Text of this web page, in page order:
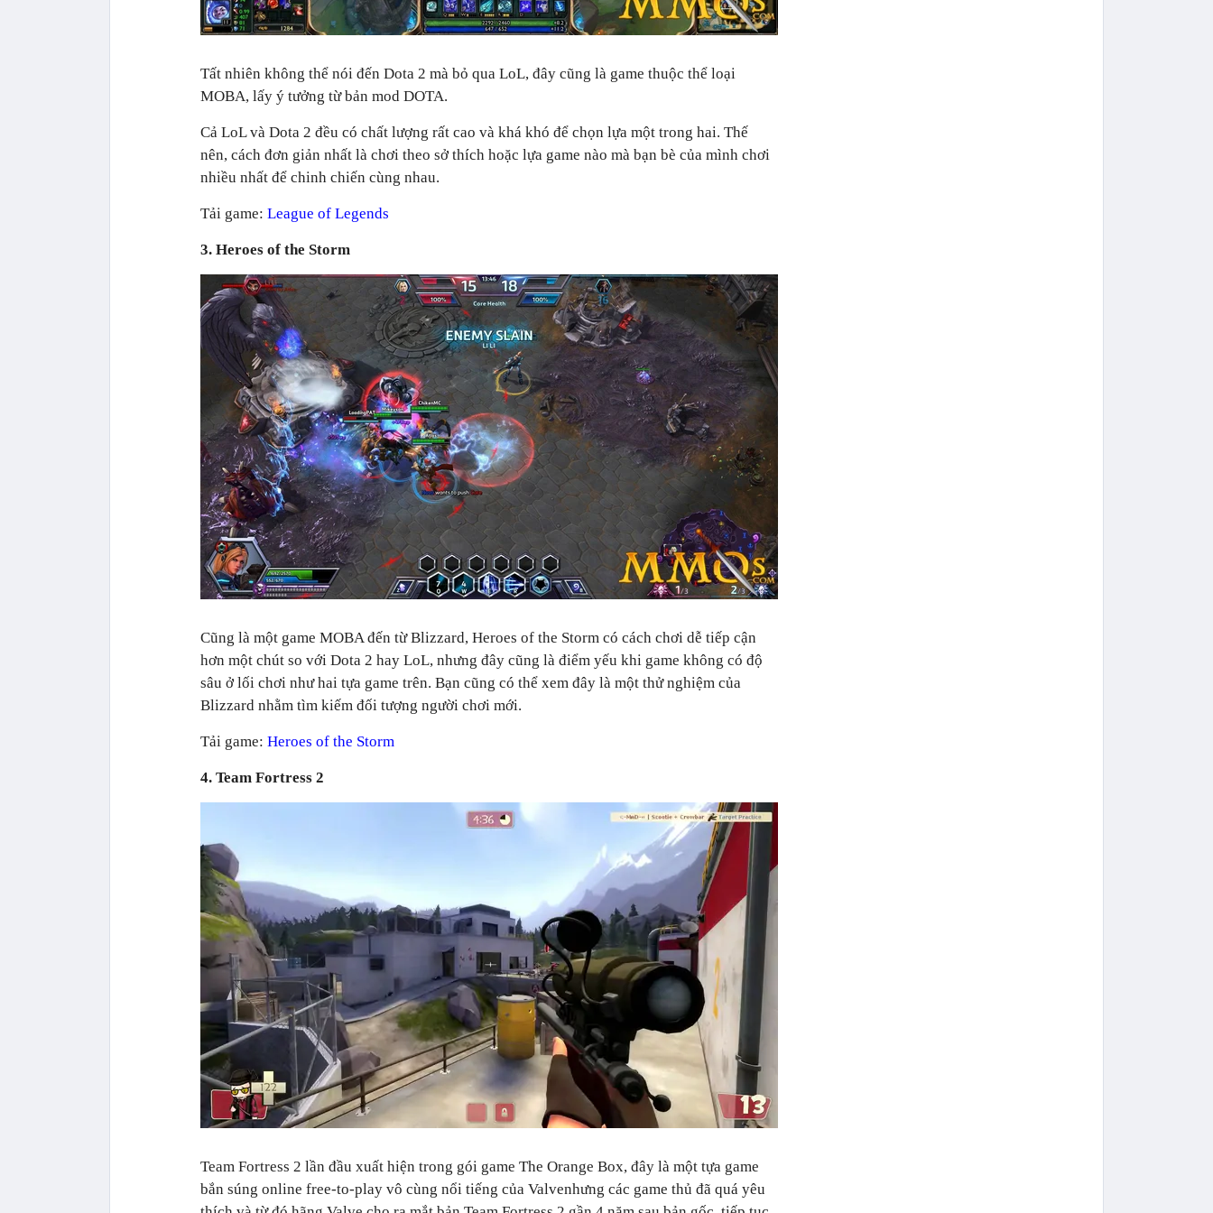
Tất nhiên không thể nói đến Dota 2 mà bỏ qua LoL, đây cũng là game thuộc thể loại
MOBA, lấy ý tưởng từ bản mod DOTA.
Cả LoL và Dota 2 đều có chất lượng rất cao và khá khó để chọn lựa một trong hai. Thế
nên, cách đơn giản nhất là chơi theo sở thích hoặc lựa game nào mà bạn bè của mình chơi
nhiều nhất để chinh chiến cùng nhau.
Tải game: League of Legends
3. Heroes of the Storm
Cũng là một game MOBA đến từ Blizzard, Heroes of the Storm có cách chơi dễ tiếp cận
hơn một chút so với Dota 2 hay LoL, nhưng đây cũng là điểm yếu khi game không có độ
sâu ở lối chơi như hai tựa game trên. Bạn cũng có thể xem đây là một thử nghiệm của
Blizzard nhằm tìm kiếm đối tượng người chơi mới.
Tải game: Heroes of the Storm
4. Team Fortress 2
Team Fortress 2 lần đầu xuất hiện trong gói game The Orange Box, đây là một tựa game
bắn súng online free-to-play vô cùng nổi tiếng của Valvenhưng các game thủ đã quá yêu